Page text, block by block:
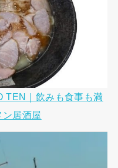
TEN｜飲みも食事も満
居酒屋